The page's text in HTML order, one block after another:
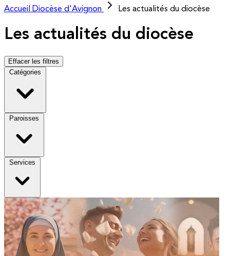
Accueil
Diocèse d'Avignon Les actualités du diocèse
Les actualités du diocèse
Effacer les filtres
Catégories
Paroisses
Services